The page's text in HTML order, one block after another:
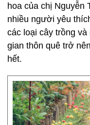
hoa của chị Nguyễn
nhiều người yêu
các loại cây trồng
gian thôn quê trở
hết.